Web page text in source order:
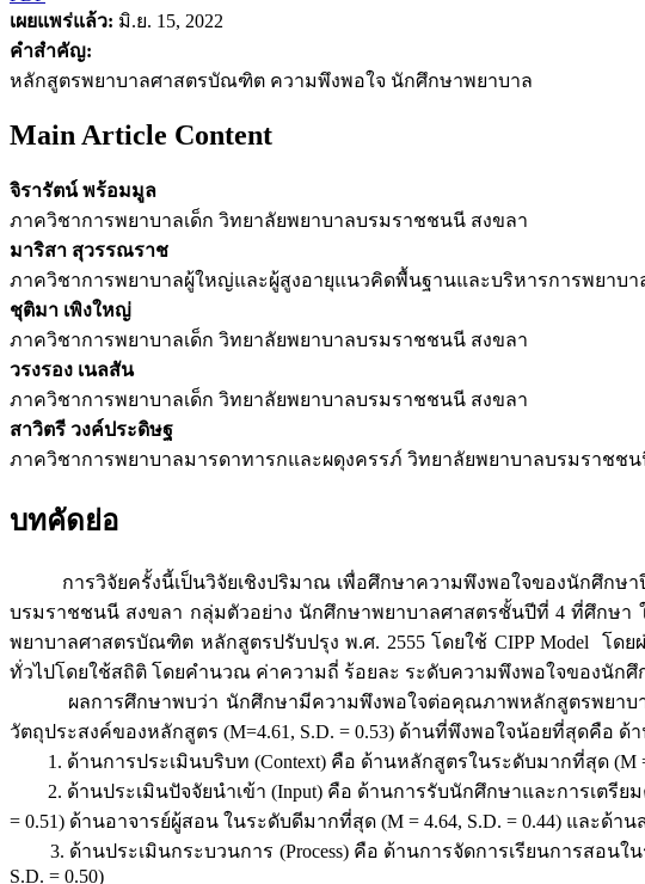
เผยแพร่แล้ว: มิ.ย. 15, 2022
คำสำคัญ:
หลักสูตรพยาบาลศาสตรบัณฑิต ความพึงพอใจ นักศึกษาพยาบาล
Main Article Content
จิรารัตน์ พร้อมมูล
ภาควิชาการพยาบาลเด็ก วิทยาลัยพยาบาลบรมราชชนนี สงขลา
มาริสา สุวรรณราช
ภาควิชาการพยาบาลผู้ใหญ่และผู้สูงอายุแนวคิดพื้นฐานและบริหารการพยาบ
ชุติมา เพิงใหญ่
ภาควิชาการพยาบาลเด็ก วิทยาลัยพยาบาลบรมราชชนนี สงขลา
วรงรอง เนลสัน
ภาควิชาการพยาบาลเด็ก วิทยาลัยพยาบาลบรมราชชนนี สงขลา
สาวิตรี วงค์ประดิษฐ
ภาควิชาการพยาบาลมารดาทารกและผดุงครรภ์ วิทยาลัยพยาบาลบรมราชชน
บทคัดย่อ
การวิจัยครั้งนี้เป็นวิจัยเชิงปริมาณ เพื่อศึกษาความพึงพอใจของนักศึกษา
บรมราชชนนี สงขลา กลุ่มตัวอย่าง นักศึกษาพยาบาลศาสตรชั้นปีที่ 4 ที่ศึกษา
พยาบาลศาสตรบัณฑิต หลักสูตรปรับปรุง พ.ศ. 2555 โดยใช้ CIPP Model โด
ทั่วไปโดยใช้สถิติ โดยคำนวณ ค่าความถี่ ร้อยละ ระดับความพึงพอใจของนัก
ผลการศึกษาพบว่า นักศึกษามีความพึงพอใจต่อคุณภาพหลักสูตรพยาบาล
วัตถุประสงค์ของหลักสูตร (M=4.61, S.D. = 0.53) ด้านที่พึงพอใจน้อยที่สุดคือ ด้
1. ด้านการประเมินบริบท (Context) คือ ด้านหลักสูตรในระดับมากที่สุด (M =
2. ด้านประเมินปัจจัยนำเข้า (Input) คือ ด้านการรับนักศึกษาและการเตรียม
= 0.51) ด้านอาจารย์ผู้สอน ในระดับดีมากที่สุด (M = 4.64, S.D. = 0.44) และด้า
3. ด้านประเมินกระบวนการ (Process) คือ ด้านการจัดการเรียนการสอนใ
S.D. = 0.50)